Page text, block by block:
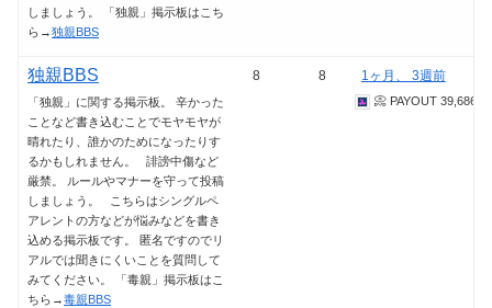
しましょう。 「独親」掲示板はこち
ら→独親BBS
独親BBS
「独親」に関する掲示板。 辛かった
ことなど書き込むことでモヤモヤが
晴れたり、誰かのためになったりす
るかもしれません。 誹謗中傷など
厳禁。 ルールやマナーを守って投稿
しましょう。 こちらはシングルペ
アレントの方などが悩みなどを書き
込める掲示板です。 匿名ですのでリ
アルでは聞きにくいことを質問して
みてください。 「毒親」掲示板はこ
ちら→毒親BBS
8 8 1ヶ月、 3週前
📀 PAYOUT